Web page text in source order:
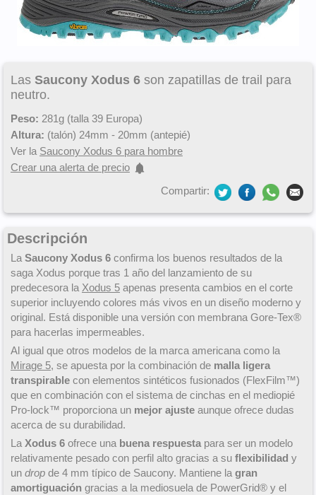
Las Saucony Xodus 6 son zapatillas de trail para
neutro.
Peso: 281g (talla 39 Europa)
Altura: (talón) 24mm - 20mm (antepié)
Ver la Saucony Xodus 6 para hombre
Crear una alerta de precio
Compartir:
Descripción
La Saucony Xodus 6 confirma los buenos resultados de la
saga Xodus porque tras 1 año del lanzamiento de su
predecesora la Xodus 5 apenas presenta cambios en el corte
superior incluyendo colores más vivos en un diseño moderno y
original. Está disponible una versión con membrana Gore-Tex®
para hacerlas impermeables.
Al igual que otros modelos de la marca americana como la
Mirage 5, se apuesta por la combinación de malla ligera
transpirable con elementos sintéticos fusionados (FlexFilm™)
que en combinación con el sistema de cinchas en el mediopié
Pro-lock™ proporciona un mejor ajuste aunque ofrece dudas
acerca de su durabilidad.
La Xodus 6 ofrece una buena respuesta para ser un modelo
relativamente pesado con perfil alto gracias a su flexibilidad y
un drop de 4 mm típico de Saucony. Mantiene la gran
amortiguación gracias a la mediosuela de PowerGrid® y el